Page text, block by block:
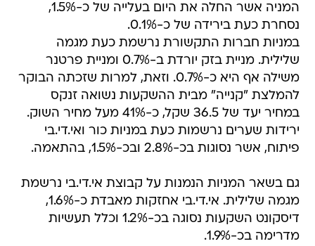
המניה אשר החלה את היום בעלייה של כ-1.5%,
נסחרת כעת בירידה של כ-0.1%.
במניות חברות התקשורת נרשמת כעת מגמה
שלילית. מניית בזק יורדת ב-0.7% ומניית פרטנר
משילה אף היא כ-0.7%. וזאת, למרות שזכתה הבוקר
להמלצת "קנייה" מבית ההשקעות נשואה זנקס
במחיר יעד של 36.5 שקל, כ-41% מעל מחיר השוק.
ירידות שערים נרשמות כעת במניות כור ואי.די.בי
פיתוח, אשר נסוגות בכ-2.8% ובכ-1.5%, בהתאמה.
גם בשאר המניות הנמנות על קבוצת אי.די.בי נרשמת
מגמה שלילית. אי.די.בי אחזקות מאבדת כ-1.6%,
דיסקונט השקעות נסוגה בכ-1.2% וכלל תעשיות
מדרימה בכ-1.9%.